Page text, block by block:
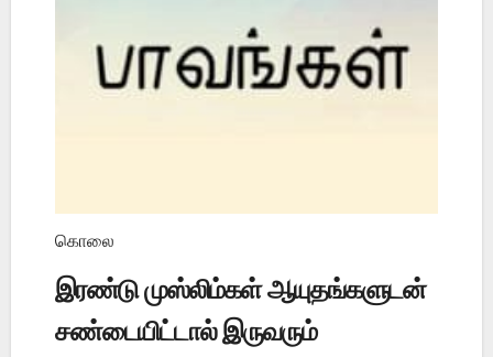
கொலை
இரண்டு முஸ்லிம்கள் ஆயுதங்களுடன்
சண்டையிட்டால் இருவரும்